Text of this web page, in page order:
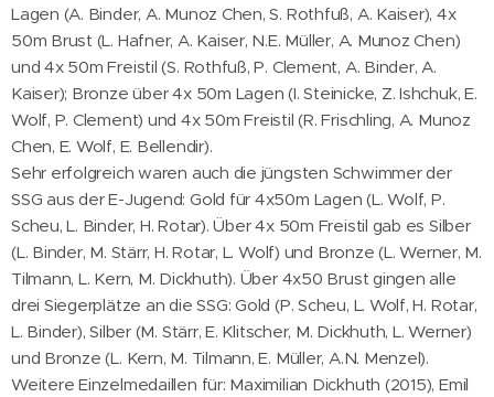
Lagen (A. Binder, A. Munoz Chen, S. Rothfuß, A. Kaiser), 4x
50m Brust (L. Hafner, A. Kaiser, N.E. Müller, A. Munoz Chen)
und 4x 50m Freistil (S. Rothfuß, P. Clement, A. Binder, A.
Kaiser); Bronze über 4x 50m Lagen (I. Steinicke, Z. Ishchuk, E.
Wolf, P. Clement) und 4x 50m Freistil (R. Frischling, A. Munoz
Chen, E. Wolf, E. Bellendir).
Sehr erfolgreich waren auch die jüngsten Schwimmer der
SSG aus der E-Jugend: Gold für 4x50m Lagen (L. Wolf, P.
Scheu, L. Binder, H. Rotar). Über 4x 50m Freistil gab es Silber
(L. Binder, M. Stärr, H. Rotar, L. Wolf) und Bronze (L. Werner, M.
Tilmann, L. Kern, M. Dickhuth). Über 4x50 Brust gingen alle
drei Siegerplätze an die SSG: Gold (P. Scheu, L. Wolf, H. Rotar,
L. Binder), Silber (M. Stärr, E. Klitscher, M. Dickhuth, L. Werner)
und Bronze (L. Kern, M. Tilmann, E. Müller, A.N. Menzel).
Weitere Einzelmedaillen für: Maximilian Dickhuth (2015), Emil